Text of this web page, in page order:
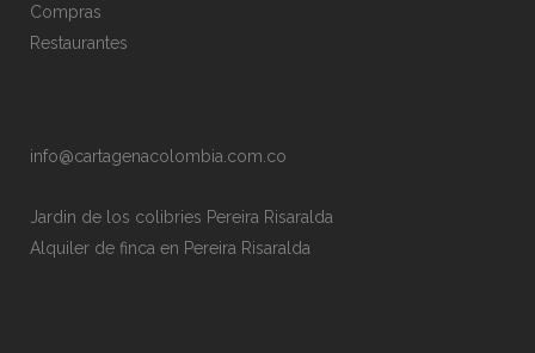
Compras
Restaurantes
info@cartagenacolombia.com.co
Jardin de los colibries Pereira Risaralda
Alquiler de finca en Pereira Risaralda